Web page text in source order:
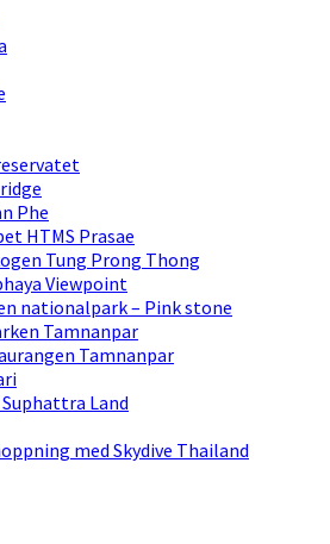
Phe
HTMS Prasae
Tung Prong Thong
Viewpoint
nationalpark – Pink stone
Tamnanpar
Tamnanpar
Land
med Skydive Thailand